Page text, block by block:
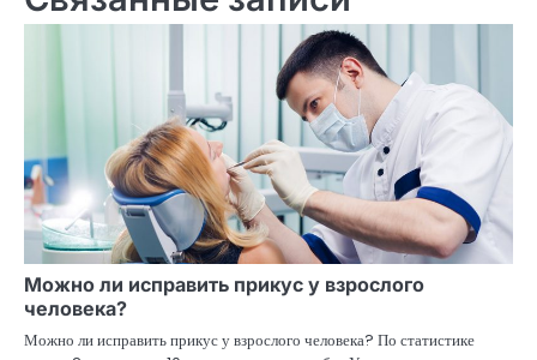
Можно ли исправить прикус у взрослого
человека?
Можно ли исправить прикус у взрослого человека? По статистике